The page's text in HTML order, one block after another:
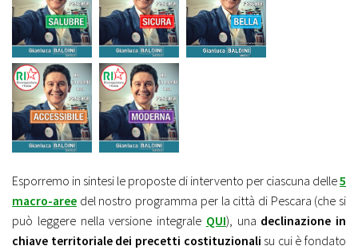
Esporremo in sintesi le proposte di intervento per ciascuna delle5
macro-aree del nostro programma per la città di Pescara (che si
può leggere nella versione integrale QUI), una declinazione in
chiave territoriale dei precetti costituzionali su cui è fondato